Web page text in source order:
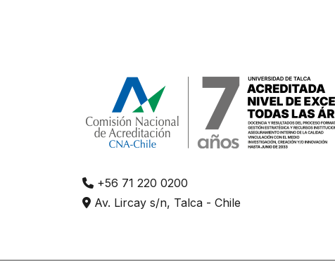
+56 71 220 0200
Av. Lircay s/n, Talca - Chile